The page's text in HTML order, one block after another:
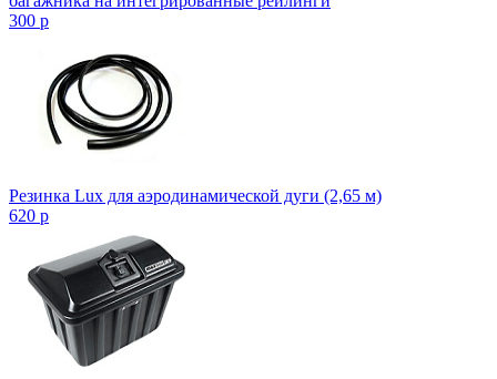
300 p
Резинка Lux для аэродинамической дуги (2,65 м)
620 p